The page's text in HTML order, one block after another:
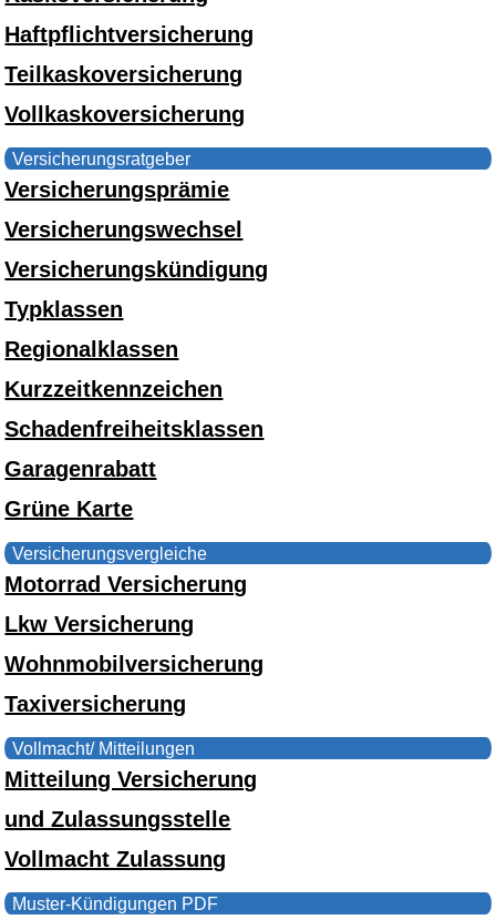
Haftpflichtversicherung
Teilkaskoversicherung
Vollkaskoversicherung
Versicherungsratgeber
Versicherungsprämie
Versicherungswechsel
Versicherungskündigung
Typklassen
Regionalklassen
Kurzzeitkennzeichen
Schadenfreiheitsklassen
Garagenrabatt
Grüne Karte
Versicherungsvergleiche
Motorrad Versicherung
Lkw Versicherung
Wohnmobilversicherung
Taxiversicherung
Vollmacht/ Mitteilungen
Mitteilung Versicherung
und Zulassungsstelle
Vollmacht Zulassung
Muster-Kündigungen PDF